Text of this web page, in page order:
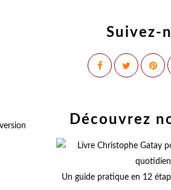
Suivez-
Découvrez
Un guide pratique en 12